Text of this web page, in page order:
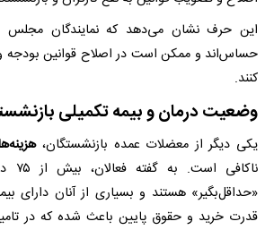
این حرف نشان می‌دهد که نمایندگان مجلس
حساس‌اند و ممکن است در اصلاح قوانین بودجه
کنند.
وضعیت درمان و بیمه تکمیلی
یکی دیگر از معضلات عمده بازنشستگان،
«حداقل‌بگیر» هستند و بسیاری از آنان دارای
قدرت خرید و حقوق پایین باعث شده که در